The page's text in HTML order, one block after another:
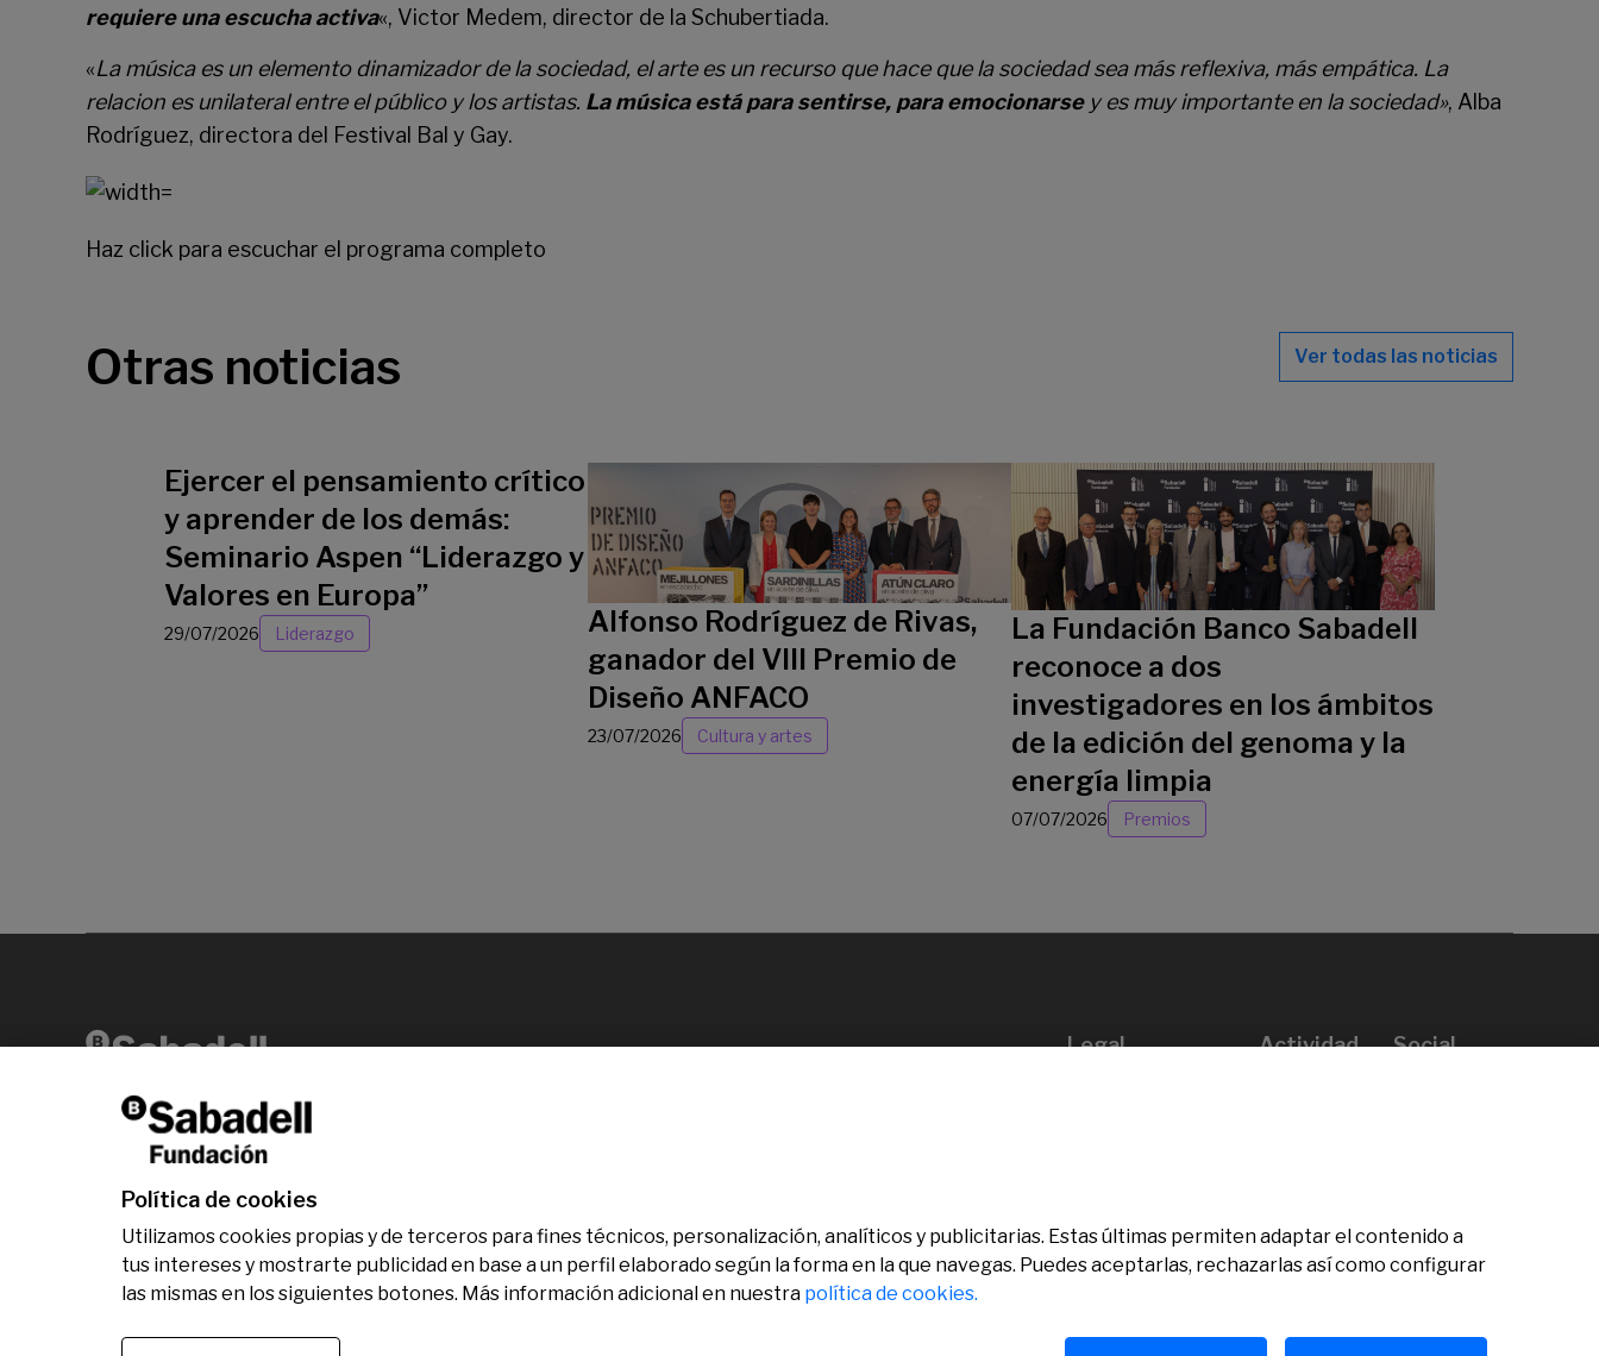
requiere una escucha activa«, Victor Medem, director de la Schubertiada.
«La música es un elemento dinamizador de la sociedad, el arte es un recurso que hace que la sociedad sea más reflexiva, más empática. La
relacion es unilateral entre el público y los artistas. La música está para sentirse, para emocionarsey es muy importante en la sociedad», Alba
Rodríguez, directora del Festival Bal y Gay.
Haz click para escuchar el programa completo
Otras noticias Ver todas las noticias
Ejercer el pensamiento crítico
y aprender de los demás:
Seminario Aspen “Liderazgo y
Valores en Europa”
29/07/2026 Liderazgo
Alfonso Rodríguez de Rivas,
ganador del VIII Premio de
Diseño ANFACO
23/07/2026 Cultura y artes
La Fundación Banco Sabadell
reconoce a dos
investigadores en los ámbitos
de la edición del genoma y la
energía limpia
07/07/2026 Premios
Av. Diagonal, 456 2ª planta 08006 Barcelona
Legal Actividad Social
Política de cookies
Utilizamos cookies propias y de terceros para fines técnicos, personalización, analíticos y publicitarias. Estas últimas permiten adaptar el contenido a
tus intereses y mostrarte publicidad en base a un perfil elaborado según la forma en la que navegas. Puedes aceptarlas, rechazarlas así como configurar
las mismas en los siguientes botones. Más información adicional en nuestra política de cookies.